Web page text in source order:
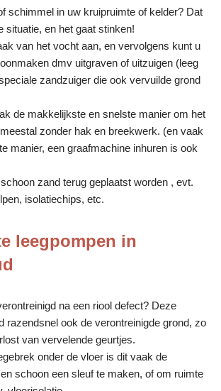
schimmel in uw kruipruimte of kelder? Dat
situatie, en het gaat stinken!
van het vocht aan, en vervolgens kunt u
dmv uitgraven of uitzuigen (leeg
zandzuiger die ook vervuilde grond
de makkelijkste en snelste manier om het
zonder hak en breekwerk. (en vaak
manier, een graafmachine inhuren is ook
zand terug geplaatst worden , evt.
isolatiechips, etc.
leegpompen in
na een riool defect? Deze
razendsnel ook de verontreinigde grond, zo
van vervelende geurtjes.
onder de vloer is dit vaak de
schoon een sleuf te maken, of om ruimte